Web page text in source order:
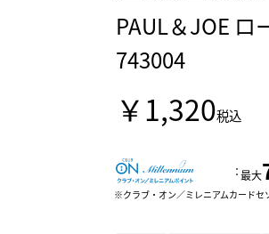
PAUL＆JOE ロ
743004
￥1,320税込
：最大
クラブ・オン／ミレニアムカードセ